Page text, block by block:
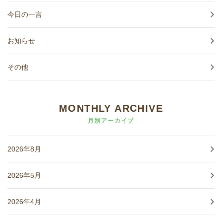
今日の一言
お知らせ
その他
MONTHLY ARCHIVE
月別アーカイブ
2026年8月
2026年5月
2026年4月